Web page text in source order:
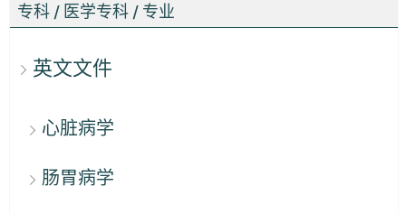
专科 / 医学专科 / 专业
英文文件
心脏病学
肠胃病学